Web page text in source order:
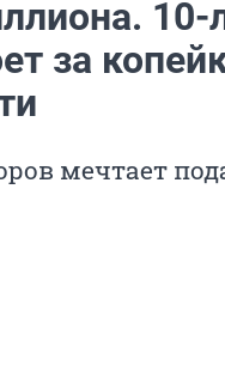
10-
за
мечтает